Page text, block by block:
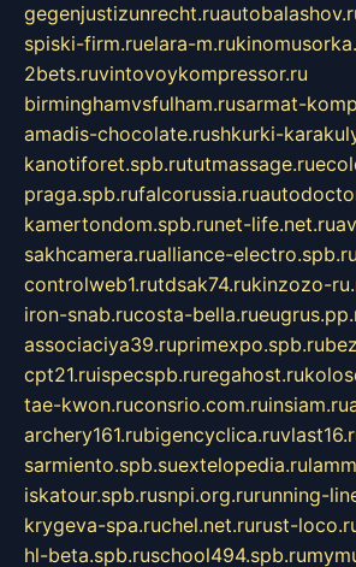
gegenjustizunrecht.ru
spiski-firm.ruelara-m.ru
2bets.ruvintovoykompressor.ru
birminghamvsfulham.rusarmat-
amadis-chocolate.rushkurki-
kanotiforet.spb.rututmassage.ru
praga.spb.rufalcorussia.ru
kamertondom.spb.runet-life.net.ru
sakhcamera.rualliance-electro.spb.ru
controlweb1.rutdsak74.rukinzozo-
iron-snab.rucosta-bella.ru
associaciya39.ruprimexpo.spb.ru
cpt21.ruispecspb.ruregahost.ru
tae-kwon.ruconsrio.com.ruinsiam.ru
archery161.rubigencyclica.ru
sarmiento.spb.suextelopedia.ru
iskatour.spb.rusnpi.org.rurunning-
krygeva-spa.ruchel.net.rurust-
hl-beta.spb.ruschool494.spb.ru